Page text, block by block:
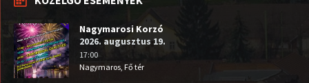
Nagymarosi Korzó
2026. augusztus 19.
17:00
Nagymaros, Fő tér